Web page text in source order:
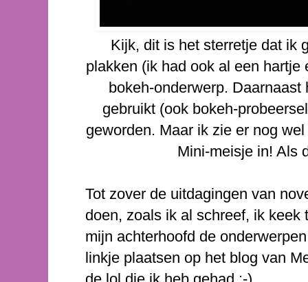
Kijk, dit is het sterretje dat ik
plakken (ik had ook al een
bokeh-onderwerp.
gebruikt (ook bokeh-
geworden. Maar ik zie er nog
Mini-meisje in! Als
Tot zover de uitdagingen van
doen, zoals ik al schreef, ik
mijn achterhoofd de
linkje plaatsen op het blog van